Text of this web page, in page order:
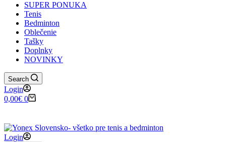
SUPER PONUKA
Tenis
Bedminton
Oblečenie
Tašky
Doplnky
NOVINKY
Search
Login
Shopping
0,00€ 0
Login